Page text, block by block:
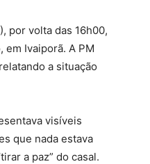
por volta das 16h00,
Ivaiporã. A PM
a situação
visíveis
que nada estava
a paz” do casal.